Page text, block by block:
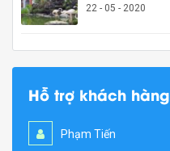
22 - 05 - 2020
Hỗ trợ khách hàng
Phạm Tiến